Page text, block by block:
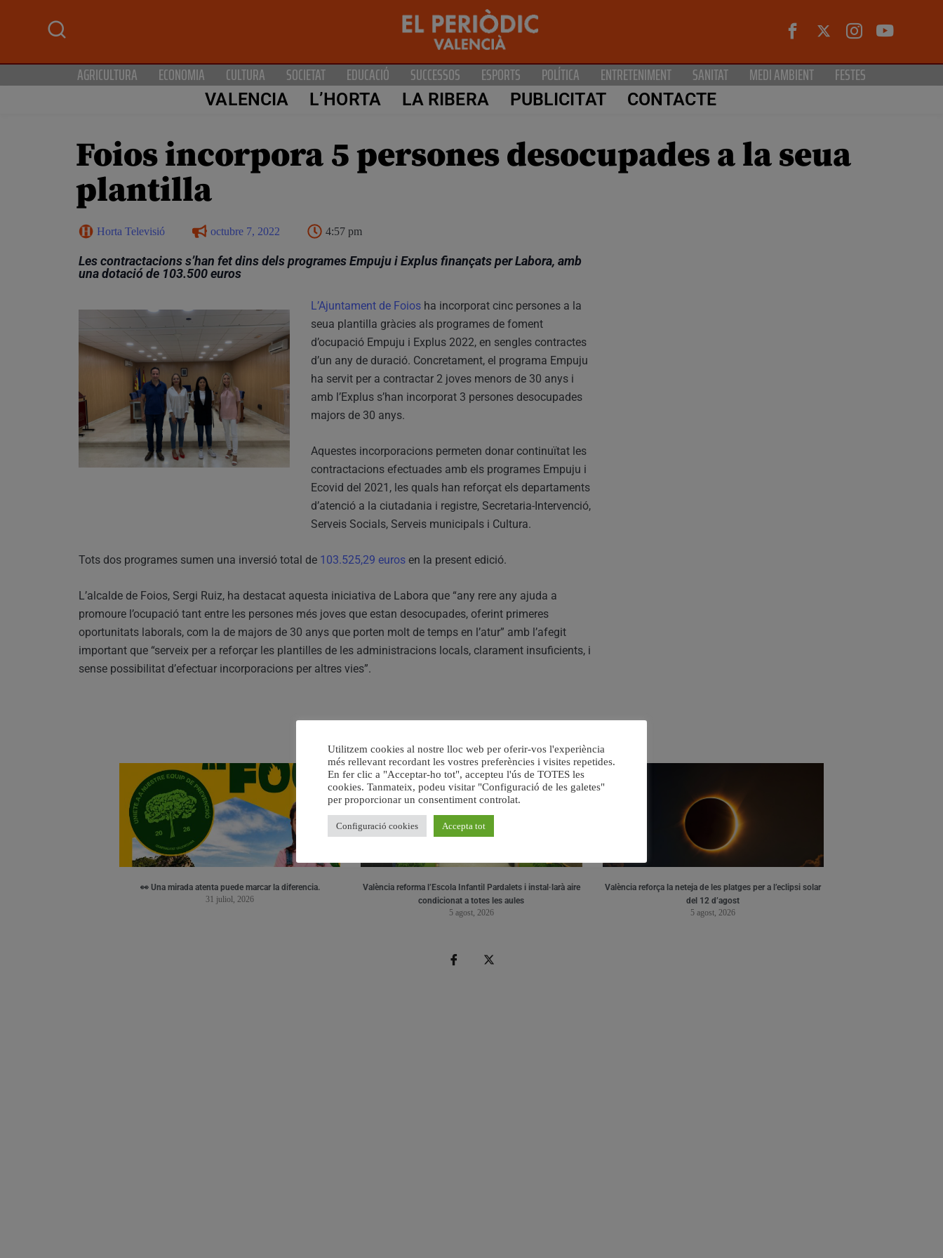
AGRICULTURA ECONOMIA CULTURA SOCIETAT EDUCACIÓ SUCCESSOS ESPORTS POLÍTICA ENTRETENIMENT SANITAT MEDI AMBIENT FESTES
VALENCIA L’HORTA LA RIBERA PUBLICITAT CONTACTE
Foios incorpora 5 persones desocupades a la seua
plantilla
Horta Televisió octubre 7, 2022 4:57 pm
Les contractacions s’han fet dins dels programes Empuju i Explus finançats per Labora, amb
una dotació de 103.500 euros
L’Ajuntament de Foios ha incorporat cinc persones a la
seua plantilla gràcies als programes de foment
d’ocupació Empuju i Explus 2022, en sengles contractes
d’un any de duració. Concretament, el programa Empuju
ha servit per a contractar 2 joves menors de 30 anys i
amb l’Explus s’han incorporat 3 persones desocupades
majors de 30 anys.
Aquestes incorporacions permeten donar continuïtat les
contractacions efectuades amb els programes Empuju i
Ecovid del 2021, les quals han reforçat els departaments
d’atenció a la ciutadania i registre, Secretaria-Intervenció,
Serveis Socials, Serveis municipals i Cultura.
Tots dos programes sumen una inversió total de 103.525,29 euros en la present edició.
L’alcalde de Foios, Sergi Ruiz, ha destacat aquesta iniciativa de Labora que “any rere any ajuda a
promoure l’ocupació tant entre les persones més joves que estan desocupades, oferint primeres
oportunitats laborals, com la de majors de 30 anys que porten molt de temps en l’atur” amb l’afegit
important que “serveix per a reforçar les plantilles de les administracions locals, clarament insuficients, i
sense possibilitat d’efectuar incorporacions per altres vies”.
👀 Una mirada atenta puede marcar la diferencia.
31 juliol, 2026
València reforma l’Escola Infantil Pardalets i instal·larà aire
condicionat a totes les aules
5 agost, 2026
València reforça la neteja de les platges per a l’eclipsi solar
del 12 d’agost
5 agost, 2026
Utilitzem cookies al nostre lloc web per oferir-vos l'experiència
més rellevant recordant les vostres preferències i visites repetides.
En fer clic a "Acceptar-ho tot", accepteu l'ús de TOTES les
cookies. Tanmateix, podeu visitar "Configuració de les galetes"
per proporcionar un consentiment controlat.
Configuració cookies Accepta tot